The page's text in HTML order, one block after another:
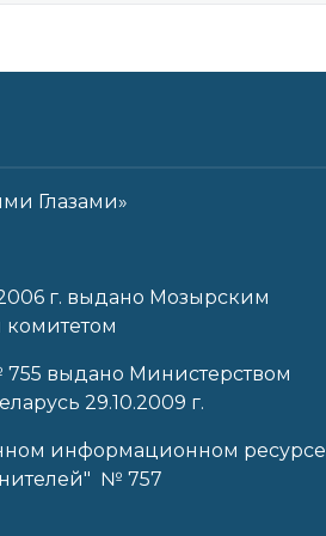
Глазами»
г. выдано Мозырским
выдано Министерством
29.10.2009 г.
информационном ресурсе
№ 757